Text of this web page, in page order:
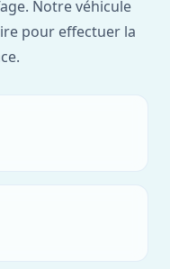
Notre véhicule
pour effectuer la